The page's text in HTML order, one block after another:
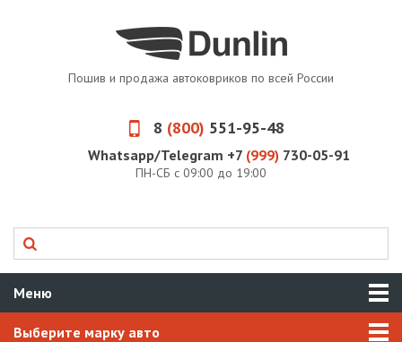
Пошив и продажа автоковриков по всей России
8 (800) 551-95-48
Whatsapp/Telegram +7 (999) 730-05-91
ПН-СБ с 09:00 до 19:00
Меню
Выберите марку авто